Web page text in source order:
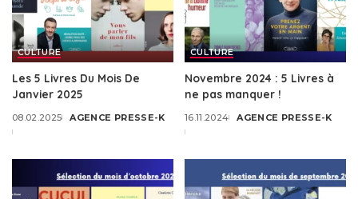
CULTURE
Les 5 Livres Du Mois De
Janvier 2025
08.02.2025
Posted
AGENCE PRESSE-K
CULTURE
Novembre 2024 : 5 Livres à
ne pas manquer !
16.11.2024
Posted
AGENCE PRESSE-K